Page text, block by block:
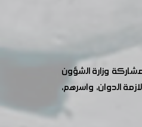
وزارة الشؤون
غرفة صناعة دمشق وريفها مستهدفة 100 طفل من المصابين بمتلازمة الدوان، واسرهم،